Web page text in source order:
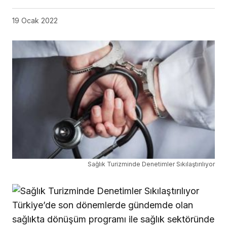
19 Ocak 2022
Sağlık Turizminde Denetimler Sıkılaştırılıyor
Türkiye’de son dönemlerde gündemde olan
sağlıkta dönüşüm programı ile sağlık sektöründe